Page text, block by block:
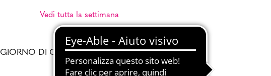
Vedi tutta la settimana
GIORNO DI CHIUSURA:DOMENICA